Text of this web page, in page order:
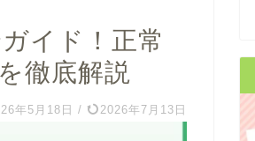
イド！正常
徹底解説
年5月18日 / 2026年7月13日